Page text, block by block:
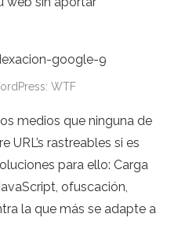
WTF
medios que ninguna de
URL’s rastreables si es
para ello: Carga
ofuscación,
la que más se adapte a